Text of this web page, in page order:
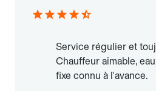
Service régulier et
Chauffeur aimable,
fixe connu à l'avance.